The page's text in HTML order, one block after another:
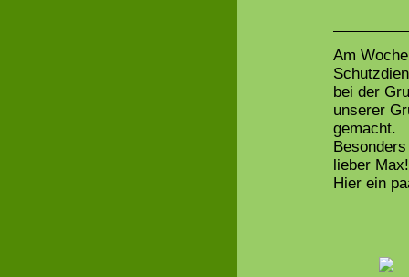
Am
bei der
unserer
gemacht.
lieber Max!
Hier ein